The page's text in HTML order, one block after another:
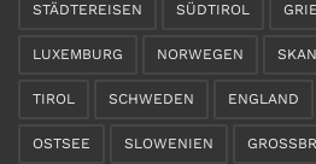
STÄDTEREISEN SÜDTIROL
LUXEMBURG NORWEGEN
TIROL SCHWEDEN ENGLAND
OSTSEE SLOWENIEN